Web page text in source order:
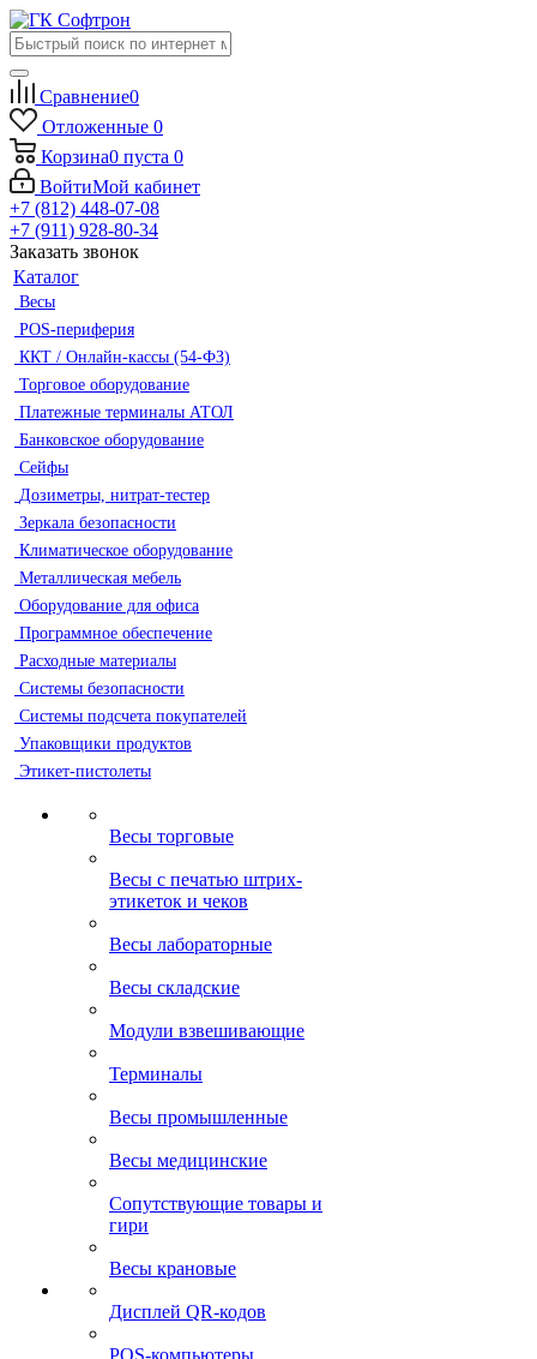
Сравнение0
Отложенные 0
Корзина0 пуста 0
ВойтиМой кабинет
+7 (812) 448-07-08
+7 (911) 928-80-34
Заказать звонок
Каталог
Весы
POS-периферия
ККТ / Онлайн-кассы (54-ФЗ)
Торговое оборудование
Платежные терминалы АТОЛ
Банковское оборудование
Сейфы
Дозиметры, нитрат-тестер
Зеркала безопасности
Климатическое оборудование
Металлическая мебель
Оборудование для офиса
Программное обеспечение
Расходные материалы
Системы безопасности
Системы подсчета покупателей
Упаковщики продуктов
Этикет-пистолеты
Весы торговые
Весы с печатью штрих-
этикеток и чеков
Весы лабораторные
Весы складские
Модули взвешивающие
Терминалы
Весы промышленные
Весы медицинские
Сопутствующие товары и
гири
Весы крановые
Дисплей QR-кодов
POS-компьютеры